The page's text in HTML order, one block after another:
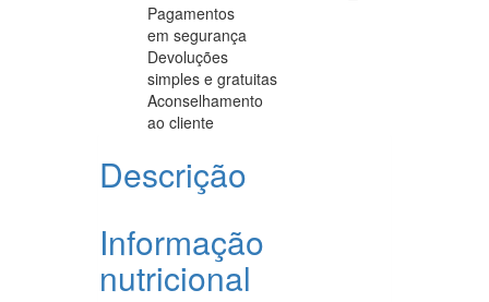
Pagamentos
em segurança
Devoluções
simples e gratuitas
Aconselhamento
ao cliente
Descrição
Informação
nutricional